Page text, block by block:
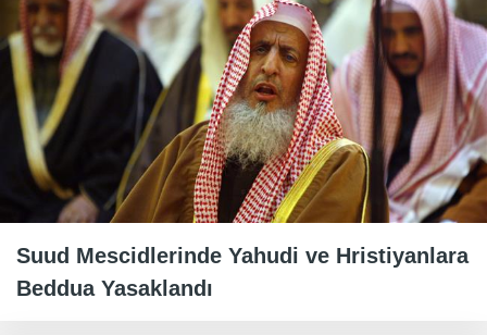
Suud Mescidlerinde Yahudi ve Hristiyanlara
Beddua Yasaklandı